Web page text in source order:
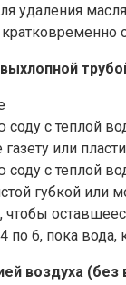
удаления
с теплой
или
с теплой
губкой или
по 6, пока вода,
воздуха